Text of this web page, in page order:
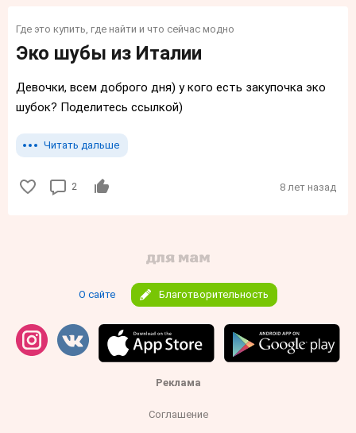
Где это купить, где найти и что сейчас модно
Эко шубы из Италии
Девочки, всем доброго дня) у кого есть закупочка эко
шубок? Поделитесь ссылкой)
Читать дальше
2 8 лет назад
О сайте Благотворительность
Реклама
Соглашение